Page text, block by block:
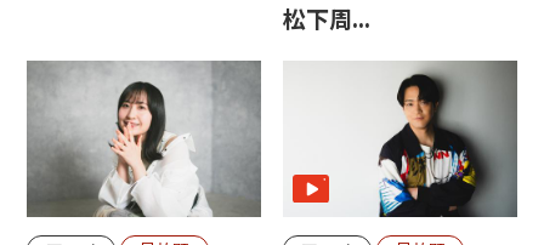
松下周...